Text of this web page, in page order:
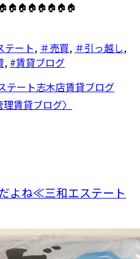
テート, ＃売買, ＃引っ越し,
, #賃貸ブログ
テート志木店賃貸ブログ
賃貸ブログ〉
よね≪三和エステート